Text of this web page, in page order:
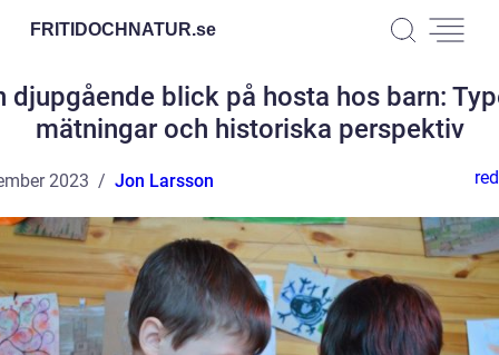
FRITIDOCHNATUR.se
djupgående blick på hosta hos barn:
mätningar och historiska perspektiv
2023 Jon Larsson